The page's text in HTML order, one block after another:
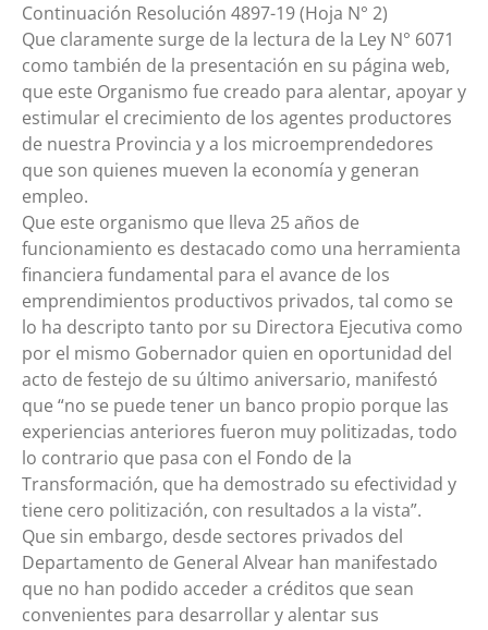
Continuación Resolución 4897-19 (Hoja N° 2)
Que claramente surge de la lectura de la Ley N° 6071
como también de la presentación en su página web,
que este Organismo fue creado para alentar, apoyar y
estimular el crecimiento de los agentes productores
de nuestra Provincia y a los microemprendedores
que son quienes mueven la economía y generan
empleo.
Que este organismo que lleva 25 años de
funcionamiento es destacado como una herramienta
financiera fundamental para el avance de los
emprendimientos productivos privados, tal como se
lo ha descripto tanto por su Directora Ejecutiva como
por el mismo Gobernador quien en oportunidad del
acto de festejo de su último aniversario, manifestó
que “no se puede tener un banco propio porque las
experiencias anteriores fueron muy politizadas, todo
lo contrario que pasa con el Fondo de la
Transformación, que ha demostrado su efectividad y
tiene cero politización, con resultados a la vista”.
Que sin embargo, desde sectores privados del
Departamento de General Alvear han manifestado
que no han podido acceder a créditos que sean
convenientes para desarrollar y alentar sus